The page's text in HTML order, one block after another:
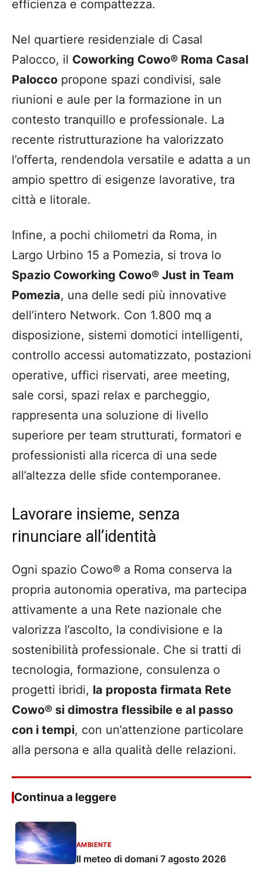
efficienza e compattezza.
Nel quartiere residenziale di Casal
Palocco, il Coworking Cowo® Roma Casal
Palocco propone spazi condivisi, sale
riunioni e aule per la formazione in un
contesto tranquillo e professionale. La
recente ristrutturazione ha valorizzato
l’offerta, rendendola versatile e adatta a un
ampio spettro di esigenze lavorative, tra
città e litorale.
Infine, a pochi chilometri da Roma, in
Largo Urbino 15 a Pomezia, si trova lo
Spazio Coworking Cowo® Just in Team
Pomezia, una delle sedi più innovative
dell’intero Network. Con 1.800 mq a
disposizione, sistemi domotici intelligenti,
controllo accessi automatizzato, postazioni
operative, uffici riservati, aree meeting,
sale corsi, spazi relax e parcheggio,
rappresenta una soluzione di livello
superiore per team strutturati, formatori e
professionisti alla ricerca di una sede
all’altezza delle sfide contemporanee.
Lavorare insieme, senza
rinunciare all’identità
Ogni spazio Cowo® a Roma conserva la
propria autonomia operativa, ma partecipa
attivamente a una Rete nazionale che
valorizza l’ascolto, la condivisione e la
sostenibilità professionale. Che si tratti di
tecnologia, formazione, consulenza o
progetti ibridi, la proposta firmata Rete
Cowo® si dimostra flessibile e al passo
con i tempi, con un’attenzione particolare
alla persona e alla qualità delle relazioni.
Continua a leggere
AMBIENTE
Il meteo di domani 7 agosto 2026